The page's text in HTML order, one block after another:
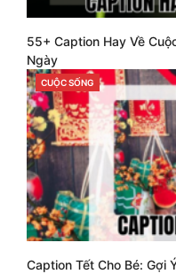
55+ Caption Hay Về
Ngày
CATEGORIES
CUỘC SỐNG
Caption Tết Cho Bé: Gợi